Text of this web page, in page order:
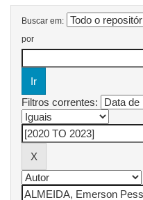
Buscar em:
por
Filtros correntes: